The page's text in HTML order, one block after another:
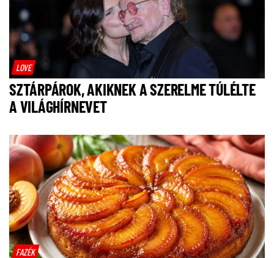
LOVE
SZTÁRPÁROK, AKIKNEK A SZERELME TÚLÉLTE
A VILÁGHÍRNEVET
FAZÉK